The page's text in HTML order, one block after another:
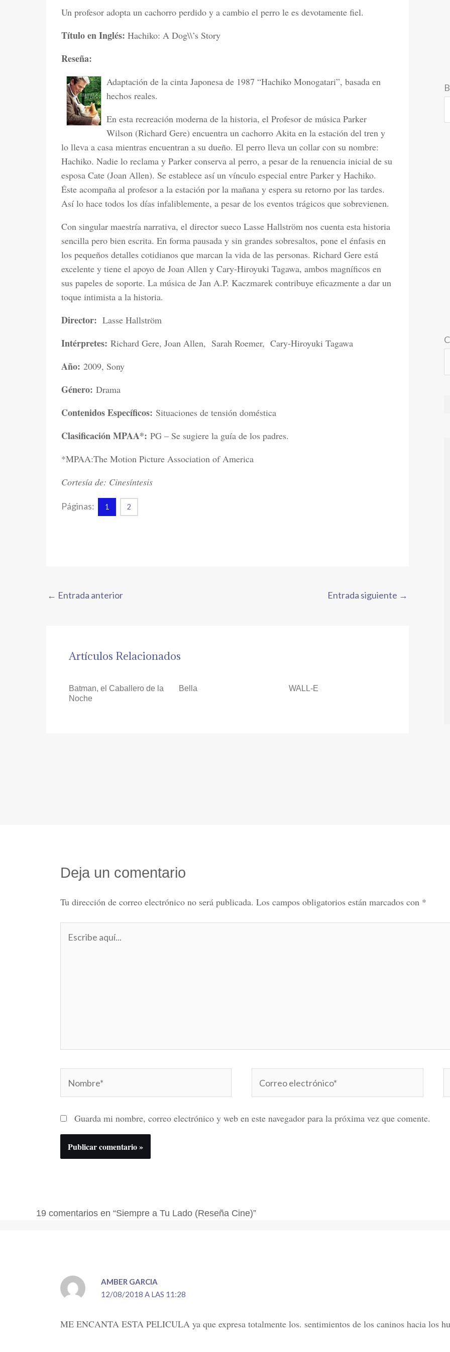
Un profesor adopta un cachorro perdido y a cambio el perro le es devotamente fiel.
Título en Inglés: Hachiko: A Dog\\’s Story
Reseña:
Adaptación de la cinta Japonesa de 1987 “Hachiko Monogatari”, basada en
hechos reales.
En esta recreación moderna de la historia, el Profesor de música Parker
Wilson (Richard Gere) encuentra un cachorro Akita en la estación del tren y
lo lleva a casa mientras encuentran a su dueño. El perro lleva un collar con su nombre:
Hachiko. Nadie lo reclama y Parker conserva al perro, a pesar de la renuencia inicial de su
esposa Cate (Joan Allen). Se establece así un vínculo especial entre Parker y Hachiko.
Éste acompaña al profesor a la estación por la mañana y espera su retorno por las tardes.
Así lo hace todos los días infaliblemente, a pesar de los eventos trágicos que sobrevienen.
Con singular maestría narrativa, el director sueco Lasse Hallström nos cuenta esta historia
sencilla pero bien escrita. En forma pausada y sin grandes sobresaltos, pone el énfasis en
los pequeños detalles cotidianos que marcan la vida de las personas. Richard Gere está
excelente y tiene el apoyo de Joan Allen y Cary-Hiroyuki Tagawa, ambos magníficos en
sus papeles de soporte. La música de Jan A.P. Kaczmarek contribuye eficazmente a dar un
toque intimista a la historia.
Director: Lasse Hallström
Intérpretes: Richard Gere, Joan Allen, Sarah Roemer, Cary-Hiroyuki Tagawa
Año: 2009, Sony
Género: Drama
Contenidos Específicos: Situaciones de tensión doméstica
Clasificación MPAA*: PG – Se sugiere la guía de los padres.
*MPAA:The Motion Picture Association of America
Cortesía de: Cinesíntesis
Páginas: 1 2
← Entrada anterior Entrada siguiente →
Artículos Relacionados
Batman, el Caballero de la
Noche
Bella WALL-E
Deja un comentario
Tu dirección de correo electrónico no será publicada. Los campos obligatorios están marcados con *
aquí...
electrónico*
Guarda mi nombre, correo electrónico y web en este navegador para la próxima vez que comente.
19 comentarios en “Siempre a Tu Lado (Reseña Cine)”
AMBER GARCIA
12/08/2018 A LAS 11:28
ME ENCANTA ESTA PELICULA ya que expresa totalmente los. sentimientos de los caninos hacia los